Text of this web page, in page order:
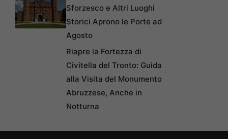
Sforzesco e Altri Luoghi
Storici Aprono le Porte ad
Agosto
Riapre la Fortezza di
Civitella del Tronto: Guida
alla Visita del Monumento
Abruzzese, Anche in
Notturna